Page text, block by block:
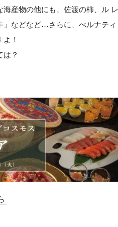
産物の他にも、佐渡の柿、ル レ
」などなど…さらに、べルナティ
！
は？